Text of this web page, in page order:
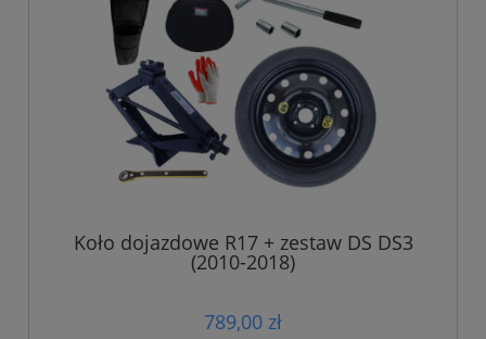
Koło dojazdowe R17 + zestaw DS DS3
(2010-2018)
789,00 zł